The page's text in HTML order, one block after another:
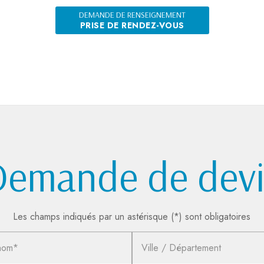
DEMANDE DE RENSEIGNEMENT
PRISE DE RENDEZ-VOUS
de
Les champs indiqués par un astérisque (*) sont obligatoires
Ville / Département